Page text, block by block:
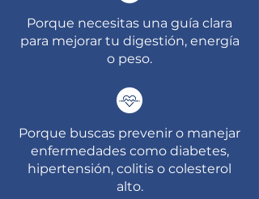
Porque necesitas una guía clara
para mejorar tu digestión, energía
o peso.
Porque buscas prevenir o manejar
enfermedades como diabetes,
hipertensión, colitis o colesterol
alto.